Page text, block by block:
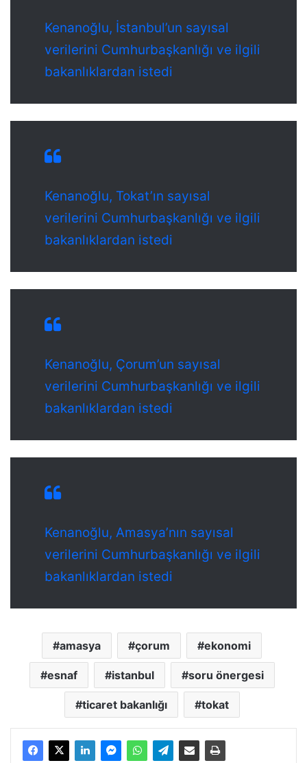
Kenanoğlu, İstanbul’un sayısal
verilerini Cumhurbaşkanlığı ve ilgili
bakanlıklardan istedi
Kenanoğlu, Tokat’ın sayısal
verilerini Cumhurbaşkanlığı ve ilgili
bakanlıklardan istedi
Kenanoğlu, Çorum’un sayısal
verilerini Cumhurbaşkanlığı ve ilgili
bakanlıklardan istedi
Kenanoğlu, Amasya’nın sayısal
verilerini Cumhurbaşkanlığı ve ilgili
bakanlıklardan istedi
amasya çorum ekonomi
esnaf istanbul soru önergesi
ticaret bakanlığı tokat